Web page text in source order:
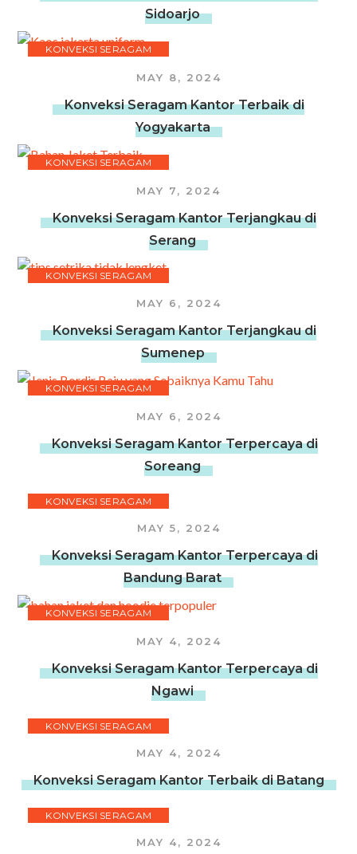
Sidoarjo
KONVEKSI SERAGAM
MAY 8, 2024
Konveksi Seragam Kantor Terbaik di
Yogyakarta
KONVEKSI SERAGAM
MAY 7, 2024
Konveksi Seragam Kantor Terjangkau di
Serang
KONVEKSI SERAGAM
MAY 6, 2024
Konveksi Seragam Kantor Terjangkau di
Sumenep
KONVEKSI SERAGAM
MAY 6, 2024
Konveksi Seragam Kantor Terpercaya di
Soreang
KONVEKSI SERAGAM
MAY 5, 2024
Konveksi Seragam Kantor Terpercaya di
Bandung Barat
KONVEKSI SERAGAM
MAY 4, 2024
Konveksi Seragam Kantor Terpercaya di
Ngawi
KONVEKSI SERAGAM
MAY 4, 2024
Konveksi Seragam Kantor Terbaik di Batang
KONVEKSI SERAGAM
MAY 4, 2024